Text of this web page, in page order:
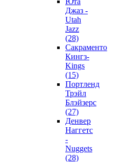
Джаз -
Utah
Jazz
(28)
Сакраменто
Кингз-
Kings
(15)
Портленд
Трэйл
Блэйзерс
(27)
Денвер
Наггетс
-
Nuggets
(28)